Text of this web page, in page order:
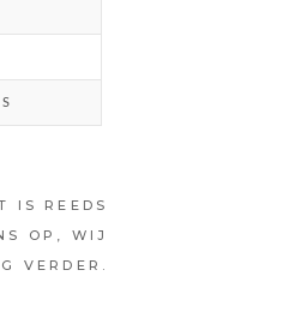
IS REEDS
OP, WIJ
VERDER.